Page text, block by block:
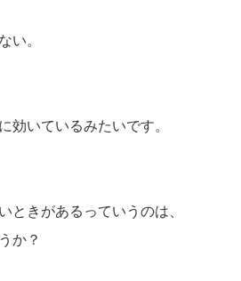
い。
効いているみたいです。
ときがあるっていうのは、
か？